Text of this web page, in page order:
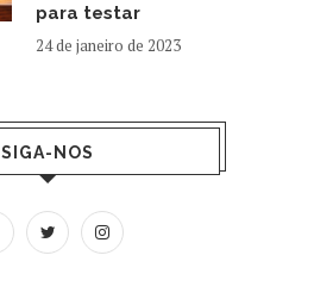
para testar
24 de janeiro de 2023
SIGA-NOS